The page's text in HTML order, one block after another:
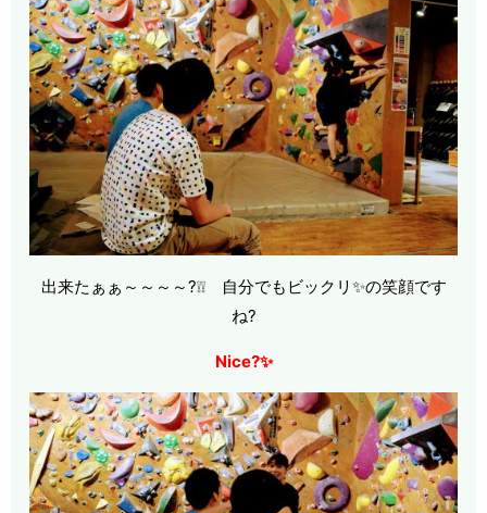
出来たぁぁ～～～～?❕❕ 自分でもビックリ✨の笑顔です
ね?
Nice?✨